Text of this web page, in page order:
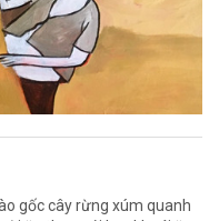
gốc cây rừng xúm quanh